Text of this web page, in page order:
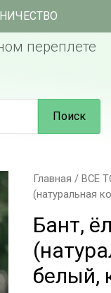
переплете
Поиск
Главная /ВСЕ
(натуральная
Бант,
белый,